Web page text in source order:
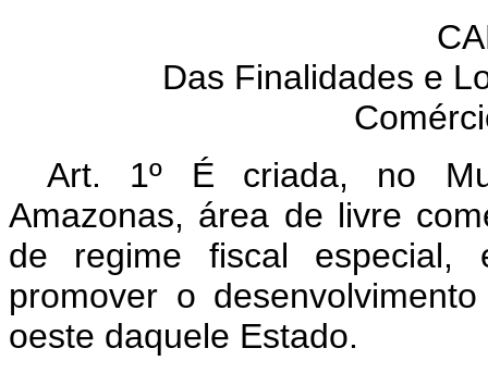
Das Finalidades e
Art. 1º É criada, no
Amazonas, área de livre
de regime fiscal especial,
promover o
oeste daquele Estado.